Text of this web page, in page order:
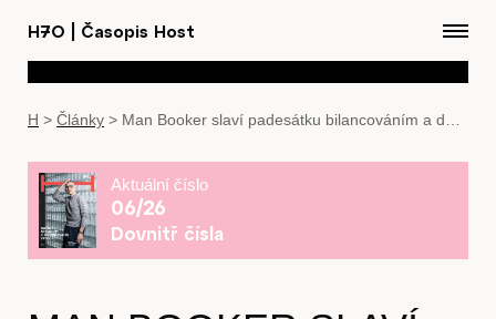
H7O Časopis Host
H > Články > Man Booker slaví padesátku bilancováním a další cenou
Aktuální číslo
06/26
Dovnitř čísla